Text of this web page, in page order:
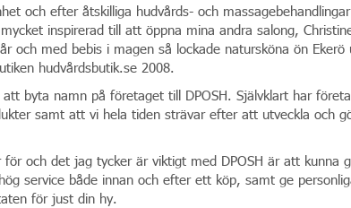
och efter åtskilliga hudvårds- och
inspirerad till att öppna mina andra salong,
och med bebis i magen så lockade natursköna ön
hudvårdsbutik.se 2008.
att byta namn på företaget till DPOSH. Självklart har
samt att vi hela tiden strävar efter att utveckla och
för och det jag tycker är viktigt med DPOSH är att kunna
service både innan och efter ett köp, samt ge
för just din hy.